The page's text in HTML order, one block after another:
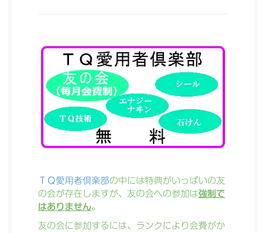
ＴＱ愛用者倶楽部の中には特典がいっぱいの友
の会が存在しますが、友の会への参加は強制で
はありません。
友の会に参加するには、ランクにより会費がか